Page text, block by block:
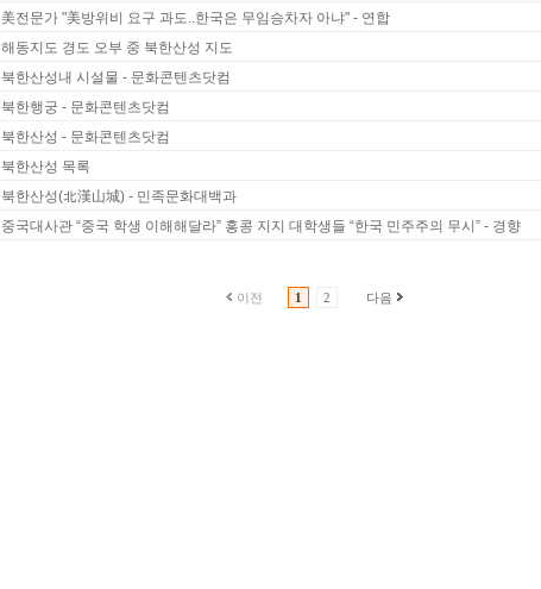
美전문가 "美방위비 요구 과도..한국은 무임승차자 아냐" - 연합
해동지도 경도 오부 중 북한산성 지도
북한산성내 시설물 - 문화콘텐츠닷컴
북한행궁 - 문화콘텐츠닷컴
북한산성 - 문화콘텐츠닷컴
북한산성 목록
북한산성(北漢山城) - 민족문화대백과
중국대사관 “중국 학생 이해해달라” 홍콩 지지 대학생들 “한국 민주주의 무시” - 경향
이전 1 2 다음